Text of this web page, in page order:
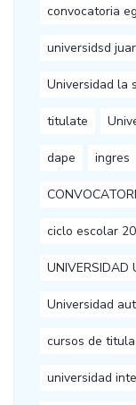
convocatoria
universidsd
Universidad la
titulate
dape ingres
ciclo escolar
UNIVERSIDAD
Universidad
cursos de
universidad